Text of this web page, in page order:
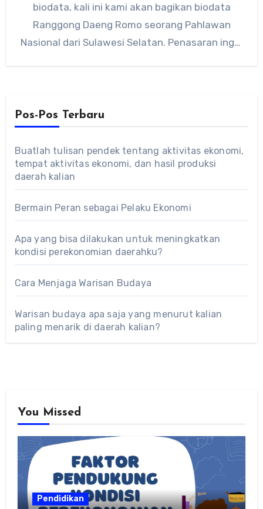
biodata, kali ini kami akan bagikan biodata
Ranggong Daeng Romo seorang Pahlawan
Nasional dari Sulawesi Selatan. Penasaran ingin
Pos-Pos Terbaru
Buatlah tulisan pendek tentang aktivitas ekonomi,
tempat aktivitas ekonomi, dan hasil produksi
daerah kalian
Bermain Peran sebagai Pelaku Ekonomi
Apa yang bisa dilakukan untuk meningkatkan
kondisi perekonomian daerahku?
Cara Menjaga Warisan Budaya
Warisan budaya apa saja yang menurut kalian
paling menarik di daerah kalian?
You Missed
Pendidikan